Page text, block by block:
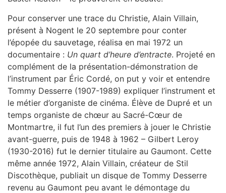
Pour conserver une trace du Christie, Alain Villain,
présent à Nogent le 20 septembre pour conter
l’épopée du sauvetage, réalisa en mai 1972 un
documentaire : Un quart d’heure d’entracte. Projeté en
complément de la présentation-démonstration de
l’instrument par Éric Cordé, on put y voir et entendre
Tommy Desserre (1907-1989) expliquer l’instrument et
le métier d’organiste de cinéma. Élève de Dupré et un
temps organiste de chœur au Sacré-Cœur de
Montmartre, il fut l’un des premiers à jouer le Christie
avant-guerre, puis de 1948 à 1962 – Gilbert Leroy
(1930-2016) fut le dernier titulaire au Gaumont. Cette
même année 1972, Alain Villain, créateur de Stil
Discothèque, publiait un disque de Tommy Desserre
revenu au Gaumont peu avant le démontage du